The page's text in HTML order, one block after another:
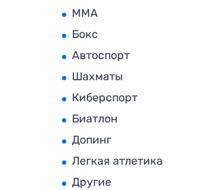
MMA
Бокс
Автоспорт
Шахматы
Киберспорт
Биатлон
Допинг
Легкая атлетика
Другие